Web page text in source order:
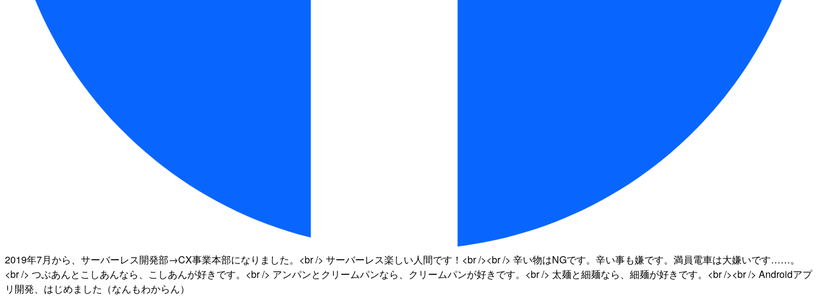
2019年7月から、サーバーレス開発部→CX事業本部になりました。<br /> サーバーレス楽しい人間です！<br /><br /> 辛い物はNGです。辛い事も嫌です。満員電車は大嫌いです……。
<br /> つぶあんとこしあんなら、こしあんが好きです。<br /> アンパンとクリームパンなら、クリームパンが好きです。<br /> 太麺と細麺なら、細麺が好きです。<br /><br /> Androidアプ
リ開発、はじめました（なんもわからん）